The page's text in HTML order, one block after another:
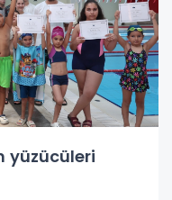
yüzücüleri